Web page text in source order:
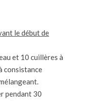
le début de
et 10 cuillères à
consistance
pendant 30